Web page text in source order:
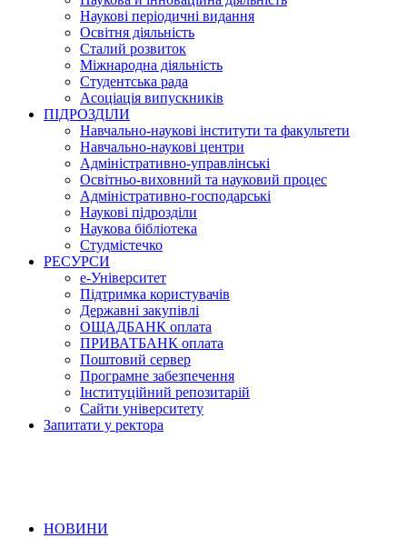
Наукові періодичні видання
Освітня діяльність
Сталий розвиток
Міжнародна діяльність
Студентська рада
Асоціація випускників
ПІДРОЗДІЛИ
Навчально-наукові інститути та факультети
Навчально-наукові центри
Адміністративно-управлінські
Освітньо-виховний та науковий процес
Адміністративно-господарські
Наукові підрозділи
Наукова бібліотека
Студмістечко
РЕСУРСИ
е-Університет
Підтримка користувачів
Державні закупівлі
ОЩАДБАНК оплата
ПРИВАТБАНК оплата
Поштовий сервер
Програмне забезпечення
Інституційний репозитарій
Сайти університету
Запитати у ректора
НОВИНИ